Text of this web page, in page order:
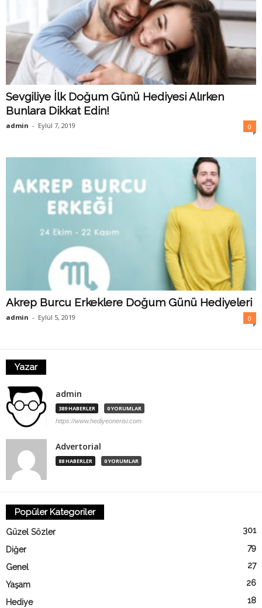
Sevgiliye İlk Doğum Günü Hediyesi Alırken
Bunlara Dikkat Edin!
admin - Eylül 7, 2019 0
Akrep Burcu Erkeklere Doğum Günü Hediyeleri
admin - Eylül 5, 2019 0
Yazar
admin
389 HABERLER 0 YORUMLAR
https://www.hediyeonerisi.com
Advertorial
88 HABERLER 0 YORUMLAR
Popüler Kategoriler
Güzel Sözler 301
Diğer 79
Genel 27
Yaşam 26
Hediye 18